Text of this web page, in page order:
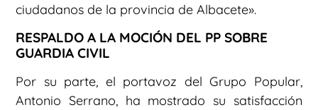
ciudadanos de la provincia de Albacete».
RESPALDO A LA MOCIÓN DEL PP SOBRE
GUARDIA CIVIL
Por su parte, el portavoz del Grupo Popular,
Antonio Serrano, ha mostrado su satisfacción